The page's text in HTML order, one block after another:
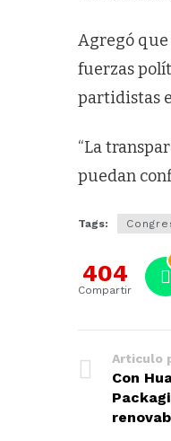
Agregó
fuerzas
partidistas
“La
puedan
Tags:
404
Compartir
Articulo
Con